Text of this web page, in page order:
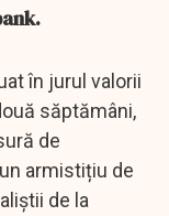
în jurul valorii
săptămâni,
de
armistițiu de
de la